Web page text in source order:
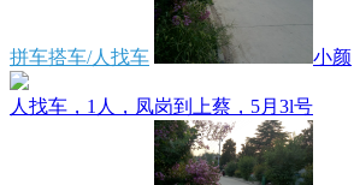
拼车搭车/人找车 小颜
人找车，1人，凤岗到上蔡，5月3l号